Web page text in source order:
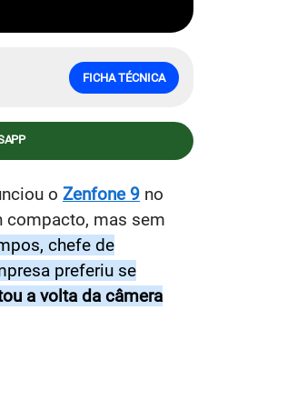
FICHA TÉCNICA
o Zenfone 9 no
compacto, mas sem
chefe de
preferiu se
a volta da câmera